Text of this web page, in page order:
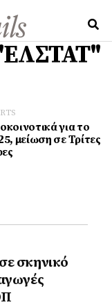
για το
μείωση σε Τρίτες
σκηνικό